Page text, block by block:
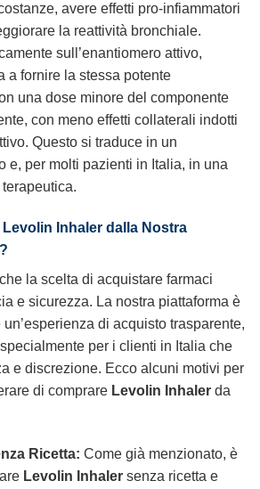
avere effetti pro-infiammatori
la reattività bronchiale.
sull’enantiomero attivo,
a fornire la stessa potente
una dose minore del componente
con meno effetti collaterali indotti
Questo si traduce in un
e, per molti pazienti in Italia, in una
Inhaler dalla Nostra
la scelta di acquistare farmaci
e sicurezza. La nostra piattaforma è
di acquisto trasparente,
per i clienti in Italia che
e discrezione. Ecco alcuni motivi per
di comprare Levolin Inhaler da
Ricetta: Come già menzionato, è
Levolin Inhalersenza ricetta e